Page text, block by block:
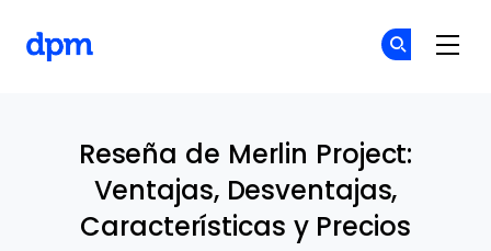
Reseña de Merlin Project:
Ventajas, Desventajas,
Características y Precios